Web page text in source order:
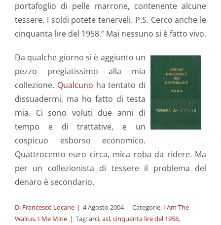
portafoglio di pelle marrone, contenente alcune
tessere. I soldi potete tenerveli. P.S. Cerco anche le
cinquanta lire del 1958.” Mai nessuno si è fatto vivo.
Da qualche giorno si è aggiunto un
pezzo pregiatissimo alla mia
collezione. Qualcuno ha tentato di
dissuadermi, ma ho fatto di testa
mia. Ci sono voluti due anni di
tempo e di trattative, e un
cospicuo esborso economico.
Quattrocento euro circa, mica roba da ridere. Ma
per un collezionista di tessere il problema del
denaro è secondario.
Di Francesco Locane | 4 Agosto 2004 | Categorie: I Am The
Walrus, I Me Mine | Tag:arci,asl,cinquanta lire del 1958,